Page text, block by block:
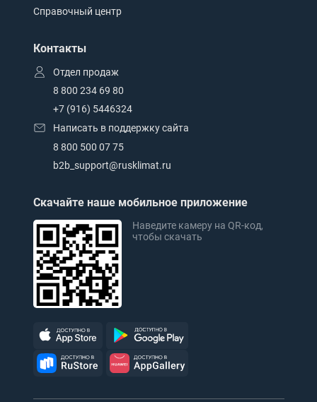
Справочный центр
Контакты
Отдел продаж
8 800 234 69 80
+7 (916) 5446324
Написать в поддержку сайта
8 800 500 07 75
b2b_support@rusklimat.ru
Скачайте наше мобильное приложение
Наведите камеру на QR-код,
чтобы скачать